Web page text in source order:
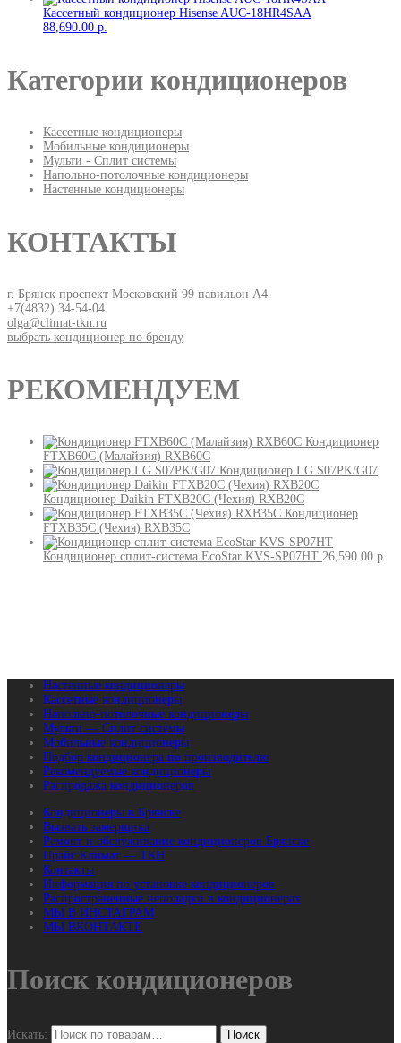
Кассетный кондиционер Hisense AUC-18HR4SAA
88,690.00 р.
Категории кондиционеров
Кассетные кондиционеры
Мобильные кондиционеры
Мульти - Сплит системы
Напольно-потолочные кондиционеры
Настенные кондиционеры
КОНТАКТЫ
г. Брянск проспект Московский 99 павильон А4
+7(4832) 34-54-04
olga@climat-tkn.ru
выбрать кондиционер по бренду
РЕКОМЕНДУЕМ
Кондиционер
FTXB60C (Малайзия) RXB60C
Кондиционер LG S07PK/G07
Кондиционер Daikin FTXB20C (Чехия) RXB20C
Кондиционер
FTXB35C (Чехия) RXB35C
Кондиционер сплит-система EcoStar KVS-SP07HT 26,590.00 р.
Настенные кондиционеры
Кассетные кондиционеры
Напольно-потолочные кондиционеры
Мульти — Сплит системы
Мобильные кондиционеры
Подбор кондиционера по производителю
Рекомендуемые кондиционеры
Распродажа кондиционеров
Кондиционеры в Брянске
Вызвать замерщика
Ремонт и обслуживание кондиционеров Брянске
Прайс Климат — ТКН
Контакты
Информация по установке кондиционеров
Распространенные неполадки в кондиционерах
МЫ В ИНСТАГРАМ
МЫ ВКОНТАКТЕ
Поиск кондиционеров
Искать: